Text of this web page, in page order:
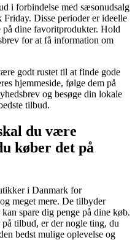
i forbindelse med sæsonudsalg
Disse perioder er ideelle
på dine favoritprodukter. Hold
for at få information om
godt rustet til at finde gode
hjemmeside, følge dem på
og besøge din lokale
tilbud.
du være
køber det på
i Danmark for
meget mere. De tilbyder
spare dig penge på dine køb.
tilbud, er der nogle ting, du
bedst mulige oplevelse og